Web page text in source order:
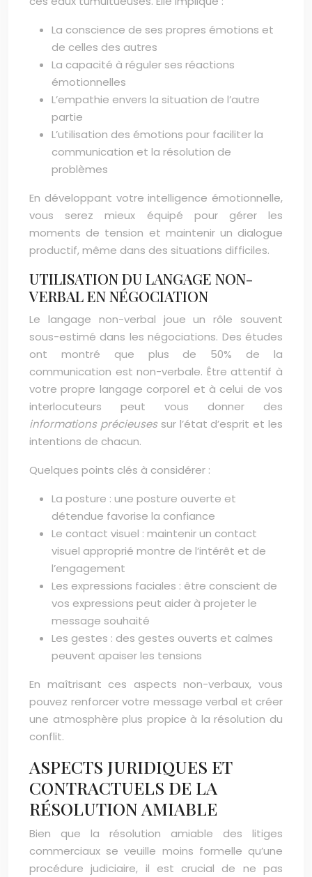
La conscience de ses propres émotions et
de celles des autres
La capacité à réguler ses réactions
émotionnelles
L’empathie envers la situation de l’autre
partie
L’utilisation des émotions pour faciliter la
communication et la résolution de
problèmes
En développant votre intelligence émotionnelle,
vous serez mieux équipé pour gérer les
moments de tension et maintenir un dialogue
productif, même dans des situations difficiles.
UTILISATION DU LANGAGE NON-
VERBAL EN NÉGOCIATION
Le langage non-verbal joue un rôle souvent
sous-estimé dans les négociations. Des études
ont montré que plus de 50% de la
communication est non-verbale. Être attentif à
votre propre langage corporel et à celui de vos
interlocuteurs peut vous donner des
informations précieuses sur l’état d’esprit et les
intentions de chacun.
Quelques points clés à considérer :
La posture : une posture ouverte et
détendue favorise la confiance
Le contact visuel : maintenir un contact
visuel approprié montre de l’intérêt et de
l’engagement
Les expressions faciales : être conscient de
vos expressions peut aider à projeter le
message souhaité
Les gestes : des gestes ouverts et calmes
peuvent apaiser les tensions
En maîtrisant ces aspects non-verbaux, vous
pouvez renforcer votre message verbal et créer
une atmosphère plus propice à la résolution du
conflit.
ASPECTS JURIDIQUES ET
CONTRACTUELS DE LA
RÉSOLUTION AMIABLE
Bien que la résolution amiable des litiges
commerciaux se veuille moins formelle qu’une
procédure judiciaire, il est crucial de ne pas